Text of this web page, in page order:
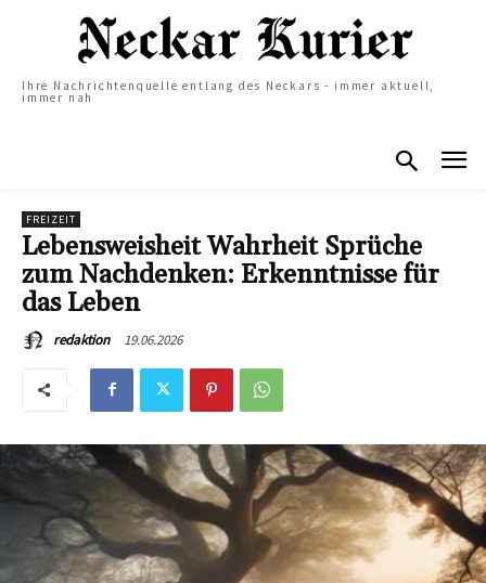
Ihre Nachrichtenquelle entlang des Neckars - immer aktuell,
immer nah
FREIZEIT
Lebensweisheit Wahrheit Sprüche
zum Nachdenken: Erkenntnisse für
das Leben
redaktion 19.06.2026